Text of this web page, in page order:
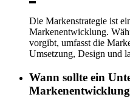
Die Markenstrategie ist
Markenentwicklung.
vorgibt, umfasst die
Umsetzung, Design und
Wann sollte ein